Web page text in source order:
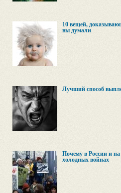
10 вещей,
вы думали
Лучший способ
Почему в России и
холодных войнах